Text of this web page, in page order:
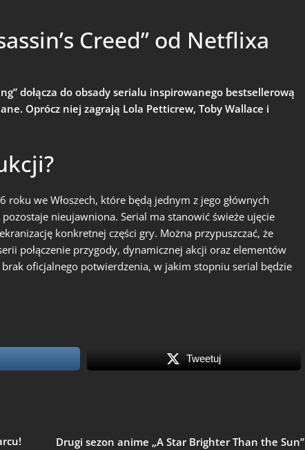
Creed” od Netflixa
dołącza do obsady serialu inspirowanego bestsellerową
Oprócz niej zagrają Lola Petticrew, Toby Wallace i
we Włoszech, które będą jednym z jego głównych
nieujawniona. Serial ma stanowić świeże ujęcie
konkretnej części gry. Można przypuszczać, że
połączenie przygody, dynamicznej akcji oraz elementów
oficjalnego potwierdzenia, w jakim stopniu serial będzie
Tweetuj
Drugi sezon anime „A Star Brighter Than the Sun”